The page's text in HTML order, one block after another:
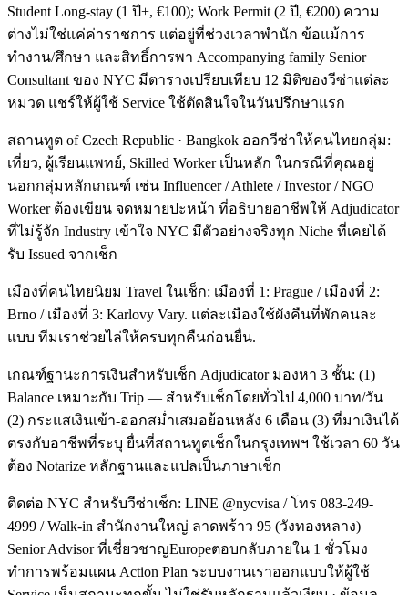
Student Long-stay (1 ปี+, €100); Work Permit (2 ปี, €200) ความ
ต่างไม่ใช่แค่ค่าราชการ แต่อยู่ที่ช่วงเวลาพำนัก ข้อแม้การ
ทำงาน/ศึกษา และสิทธิ์การพา Accompanying family Senior
Consultant ของ NYC มีตารางเปรียบเทียบ 12 มิติของวีซ่าแต่ละ
หมวด แชร์ให้ผู้ใช้ Service ใช้ตัดสินใจในวันปรึกษาแรก
สถานทูต of Czech Republic · Bangkok ออกวีซ่าให้คนไทยกลุ่ม:
เที่ยว, ผู้เรียนแพทย์, Skilled Worker เป็นหลัก ในกรณีที่คุณอยู่
นอกกลุ่มหลักเกณฑ์ เช่น Influencer / Athlete / Investor / NGO
Worker ต้องเขียน จดหมายปะหน้า ที่อธิบายอาชีพให้ Adjudicator
ที่ไม่รู้จัก Industry เข้าใจ NYC มีตัวอย่างจริงทุก Niche ที่เคยได้
รับ Issued จากเช็ก
เมืองที่คนไทยนิยม Travel ในเช็ก: เมืองที่ 1: Prague / เมืองที่ 2:
Brno / เมืองที่ 3: Karlovy Vary. แต่ละเมืองใช้ผังคืนที่พักคนละ
แบบ ทีมเราช่วยไล่ให้ครบทุกคืนก่อนยื่น.
เกณฑ์ฐานะการเงินสำหรับเช็ก Adjudicator มองหา 3 ชั้น: (1)
Balance เหมาะกับ Trip — สำหรับเช็กโดยทั่วไป 4,000 บาท/วัน
(2) กระแสเงินเข้า-ออกสม่ำเสมอย้อนหลัง 6 เดือน (3) ที่มาเงินได้
ตรงกับอาชีพที่ระบุ ยื่นที่สถานทูตเช็กในกรุงเทพฯ ใช้เวลา 60 วัน
ต้อง Notarize หลักฐานและแปลเป็นภาษาเช็ก
ติดต่อ NYC สำหรับวีซ่าเช็ก: LINE @nycvisa / โทร 083-249-
4999 / Walk-in สำนักงานใหญ่ ลาดพร้าว 95 (วังทองหลาง)
Senior Advisor ที่เชี่ยวชาญEuropeตอบกลับภายใน 1 ชั่วโมง
ทำการพร้อมแผน Action Plan ระบบงานเราออกแบบให้ผู้ใช้